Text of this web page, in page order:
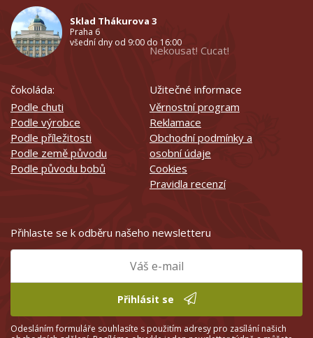
Sklad Thákurova 3
Praha 6
všední dny od 9:00 do 16:00
čokoláda:
Podle chuti
Podle výrobce
Podle příležitosti
Podle země původu
Podle původu bobů
Nekousat! Cucat!
Užitečné informace
Věrnostní program
Reklamace
Obchodní podmínky a
osobní údaje
Cookies
Pravidla recenzí
Přihlaste se k odběru našeho newsletteru
Přihlásit se
Odesláním formuláře souhlasíte s použitím adresy pro zasílání našich